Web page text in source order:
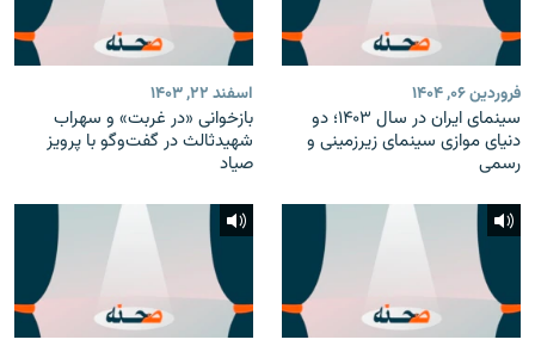
فروردین ۰۶, ۱۴۰۴
سینمای ایران در سال ۱۴۰۳؛ دو
دنیای موازی سینمای زیرزمینی و
رسمی
اسفند ۲۲, ۱۴۰۳
بازخوانی «در غربت» و سهراب
شهیدثالث در گفت‌وگو با پرویز
صیاد